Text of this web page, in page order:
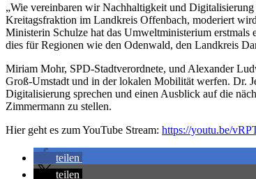
„Wie vereinbaren wir Nachhaltigkeit und
Kreitagsfraktion im Landkreis Offenbach, moderiert
Ministerin Schulze hat das Umweltministerium erstmals
dies für Regionen wie den Odenwald, den Landkreis
Miriam Mohr, SPD-Stadtverordnete, und Alexander
Groß-Umstadt und in der lokalen Mobilität werfen. Dr.
Digitalisierung sprechen und einen Ausblick auf die
Zimmermann zu stellen.
Hier geht es zum YouTube Stream: https://youtu.be/
teilen
teilen